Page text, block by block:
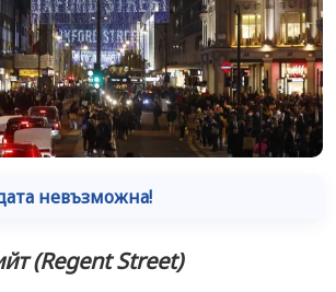
невъзможна!
(Regent Street)